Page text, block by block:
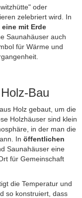
oder
zelebriert wird. In
eine mit Erde
Saunahäuser auch
für Wärme und
Bau
Holz gebaut, um die
Holzhäuser sind klein
in der man die
In öffentlichen
Saunahäuser eine
für Gemeinschaft
die Temperatur und
so konstruiert, dass